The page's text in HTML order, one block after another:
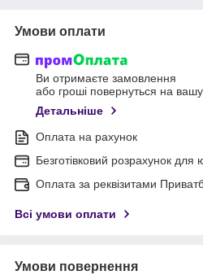
Умови оплати
Ви отримаєте замовлення
або гроші повернуться на вашу
Детальніше
Оплата на рахунок
Безготівковий розрахунок
Оплата за реквізитами
Всі умови оплати
Умови повернення